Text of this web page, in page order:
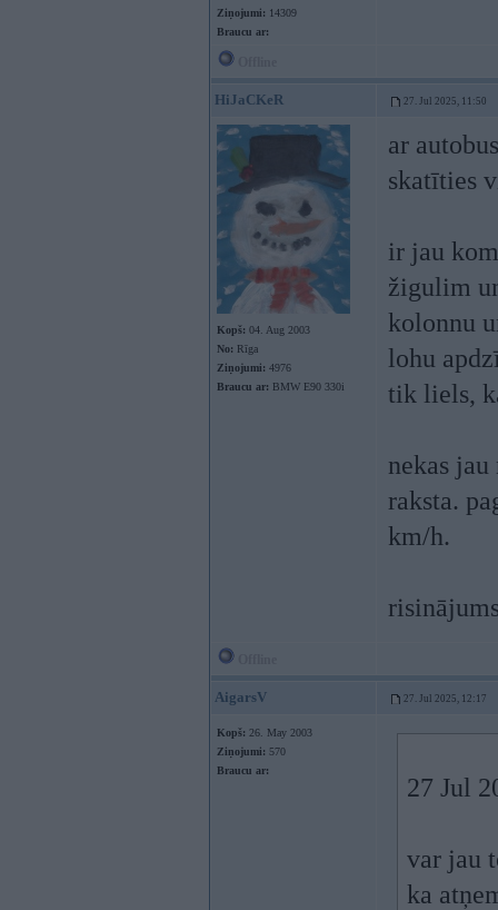
Ziņojumi: 14309
Braucu ar:
HiJaCKeR 27. Jul 2025, 11:50
Kopš: 04. Aug 2003
No: Rīga
Ziņojumi: 4976
Braucu ar: BMW E90 330i
ar
skatīties
ir jau
žigulim
kolonnu
lohu
tik liels,
nekas
raksta.
km/h.
AigarsV 27. Jul 2025, 12:17
Kopš: 26. May 2003
Ziņojumi: 570
Braucu ar:
27 Jul
var jau
ka